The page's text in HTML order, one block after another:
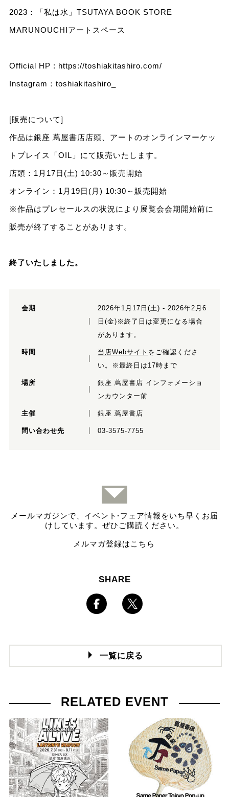
2023：「私は水」TSUTAYA BOOK STORE
MARUNOUCHIアートスペース
Official HP : https://toshiakitashiro.com/
Instagram： toshiakitashiro_
[販売について]
作品は銀座 蔦屋書店店頭、アートのオンラインマーケッ
トプレイス「OIL」にて販売いたします。
店頭：1月17日(土) 10:30～販売開始
オンライン：1月19日(月) 10:30～販売開始
※作品はプレセールスの状況により展覧会会期開始前に
販売が終了することがあります。
終了いたしました。
会期
2026年1月17日(土) - 2026年2月6
日(金)※終了日は変更になる場合
があります。
時間 当店Webサイト をご確認くださ
い。※最終日は17時まで
場所
銀座 蔦屋書店 インフォメーショ
ンカウンター前
主催 銀座 蔦屋書店
問い合わせ先 03-3575-7755
メールマガジンで、イベント ·フェア情報をいち早くお届
けしています。ぜひご購読ください。
メルマガ登録はこちら
SHARE
一覧に戻る
RELATED EVENT